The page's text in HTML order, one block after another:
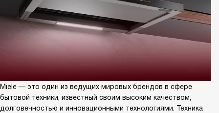
Miele — это один из ведущих мировых брендов в сфере
бытовой техники, известный своим высоким качеством,
долговечностью и инновационными технологиями. Техника